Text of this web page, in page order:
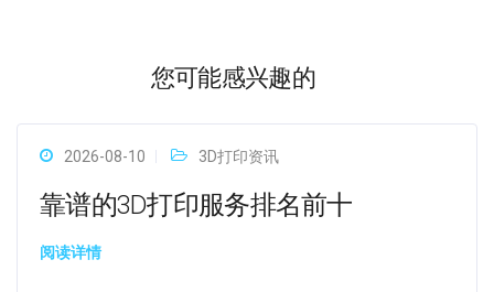
您可能感兴趣的
2026-08-10 3D打印资讯
靠谱的3D打印服务排名前十
阅读详情